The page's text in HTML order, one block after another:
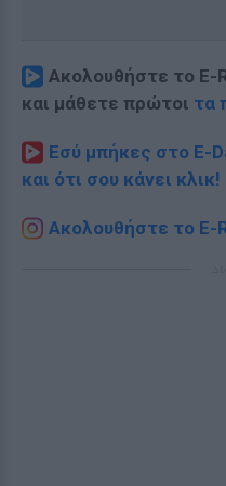
Ακολουθήστε το E-
και μάθετε πρώτοι τα
Εσύ μπήκες στο E-
και ότι σου κάνει κλικ!
Ακολουθήστε το E-